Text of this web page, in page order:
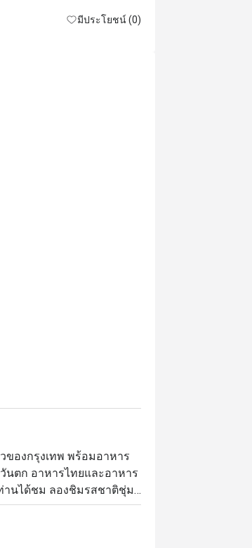
มีประโยชน์ (0)
ของกรุงเทพ พร้อมอาหาร
นตก อาหารไทยและอาหาร
านได้ชม ลองชิมรสชาติชุ่ม
ก้ามปู ของหวานรสเยี่ยม